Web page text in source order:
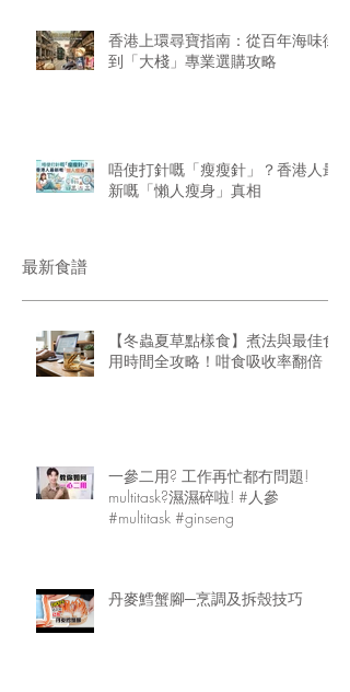
香港上環尋寶指南：從百年海味街
到「大棧」專業選購攻略
唔使打針嘅「瘦瘦針」？香港人最
新嘅「懶人瘦身」真相
最新食譜
【冬蟲夏草點樣食】煮法與最佳食
用時間全攻略！咁食吸收率翻倍
一參二用? 工作再忙都冇問題!
multitask?濕濕碎啦! #人參
#multitask #ginseng
丹麥鱈蟹腳─烹調及拆殼技巧